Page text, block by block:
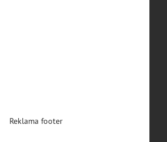
Reklama footer